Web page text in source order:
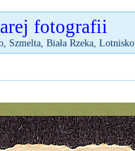
fotografii
Szmelta, Biała Rzeka, Lotnisko